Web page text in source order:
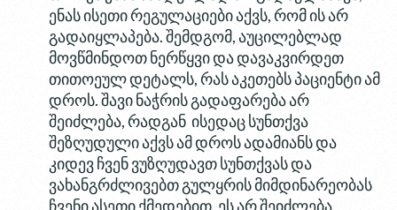
ენას ისეთი რეგულაციები აქვს, რომ ის არ
გადაიყლაპება. შემდგომ, აუცილებლად
მოვწმინდოთ ნერწყვი და დავაკვირდეთ
თითოეულ დეტალს, რას აკეთებს პაციენტი ამ
დროს. შავი ნაჭრის გადაფარება არ
შეიძლება, რადგან ისედაც სუნთქვა
შეზღუდული აქვს ამ დროს ადამიანს და
კიდევ ჩვენ ვუზღუდავთ სუნთქვას და
ვახანგრძლივებთ გულყრის მიმდინარეობას
ჩვენი ასეთი ქმედებით. ეს არ შეიძლება.